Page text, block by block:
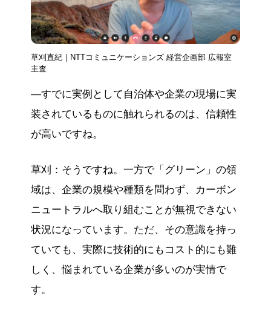
草刈直紀｜NTTコミュニケーションズ 経営企画部 広報室
主査
―すでに実例として自治体や企業の現場に実
装されているものに触れられるのは、信頼性
が高いですね。
草刈：そうですね。一方で「グリーン」の領
域は、企業の規模や種類を問わず、カーボン
ニュートラルへ取り組むことが無視できない
状況になっています。ただ、その意識を持っ
ていても、実際に技術的にもコスト的にも難
しく、悩まれている企業が多いのが実情で
す。